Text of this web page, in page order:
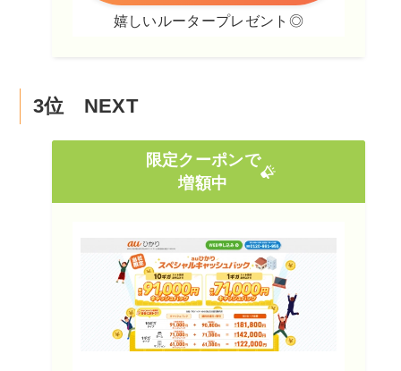
嬉しいルータープレゼント◎
3位 NEXT
限定クーポンで
増額中